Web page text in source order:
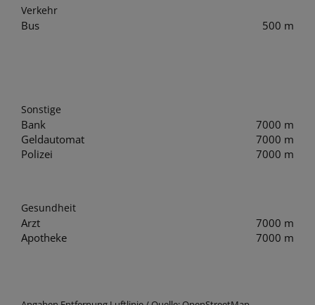
Verkehr
Bus 500 m
Sonstige
Bank
7000 m
Geldautomat
7000 m
Polizei
7000 m
Gesundheit
Arzt
7000 m
Apotheke
7000 m